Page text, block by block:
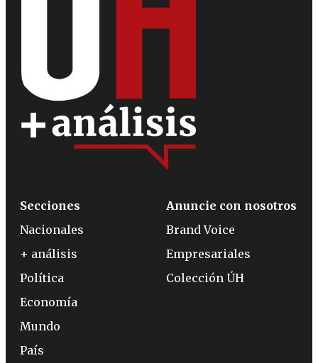
Secciones
Nacionales
+ análisis
Política
Economía
Mundo
País
Anuncie con nosotros
Brand Voice
Empresariales
Colección ÚH